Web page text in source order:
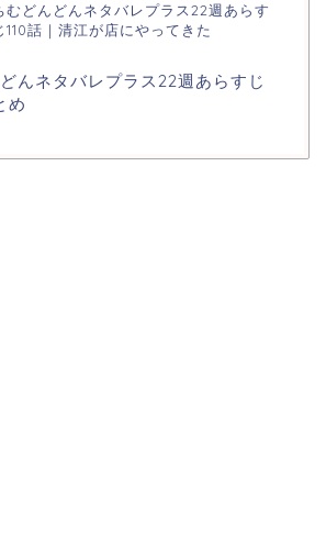
むどんどんネタバレプラス22週あらす
110話｜清江が店にやってきた
んネタバレプラス22週あらすじ
め